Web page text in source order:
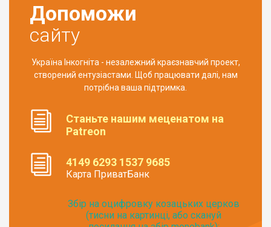
Допоможи
сайту
Україна Інкогніта - незалежний краєзнавчий проект,
створений ентузіастами. Щоб працювати далі, нам
потрібна ваша підтримка.
Станьте нашим меценатом на
Patreon
4149 6293 1537 9685
Карта ПриватБанк
Збір на оцифровку козацьких церков
(тисни на картинці, або скануй